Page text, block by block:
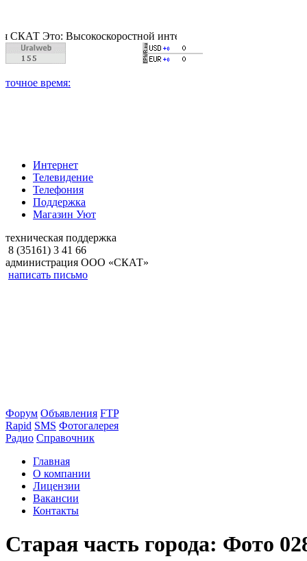
Высокоскоростной интернет, качественное цифровое и
Интернет
Телевидение
Телефония
Поддержка
Магазин Уют
техническая поддержка
8 (35161) 3 41 66
администрация ООО «СКАТ»
написать письмо
Форум Объявления FTP
Rapid SMS Фотогалерея
Радио Справочник
Главная
О компании
Лицензии
Вакансии
Контакты
Старая часть города: Фото